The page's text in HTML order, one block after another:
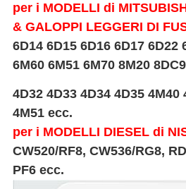
per i MODELLI di
& GALOPPI LEGGERI DI
6D14 6D15 6D16 6D17 6D22
6M60 6M51 6M70 8M20
4D32 4D33 4D34 4D35 4M40
4M51 ecc.
per i MODELLI DIESEL di
CW520/RF8, CW536/RG8,
PF6 ecc.